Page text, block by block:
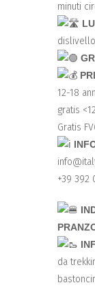
minuti
dislivello
12-18
gratis
Gratis
+39 392
da